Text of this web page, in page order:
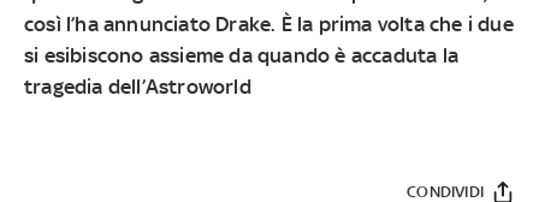
così l’ha annunciato Drake. È la prima volta che i due
si esibiscono assieme da quando è accaduta la
tragedia dell’Astroworld
CONDIVIDI